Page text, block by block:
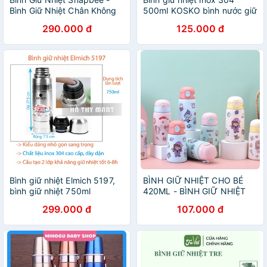
Bình Giữ Nhiệt Chân Không
290.000 đ
500ml KOSKO bình nước giữ
125.000 đ
Bình giữ nhiệt Elmich 5197,
bình giữ nhiệt 750ml
299.000 đ
BÌNH GIỮ NHIỆT CHO BÉ
420ML - BÌNH GIỮ NHIỆT
107.000 đ